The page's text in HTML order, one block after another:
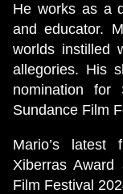
He works as a
and educator.
worlds instilled
allegories. His
nomination
Sundance Film
Mario’s
Xiberras Award
Film Festival